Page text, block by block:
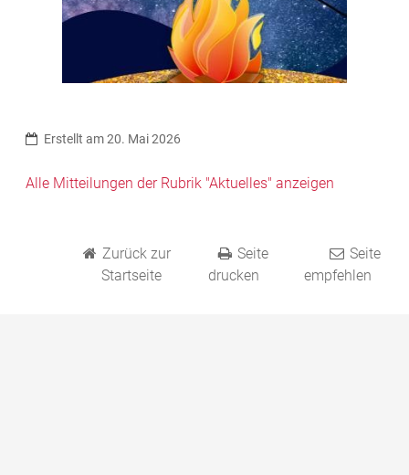
Erstellt am 20. Mai 2026
Alle Mitteilungen der Rubrik "Aktuelles" anzeigen
Zurück zur
Startseite
Seite
drucken
Seite
empfehlen